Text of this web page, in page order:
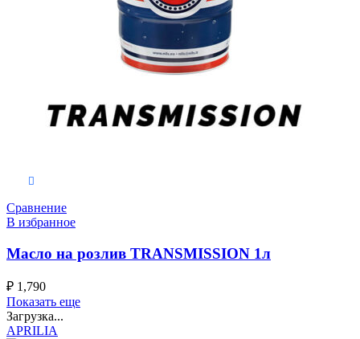
Сравнение
В избранное
Масло на розлив TRANSMISSION 1л
₽ 1,790
Показать еще
Загрузка...
APRILIA